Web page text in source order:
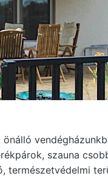
szauna
természetvédelmi